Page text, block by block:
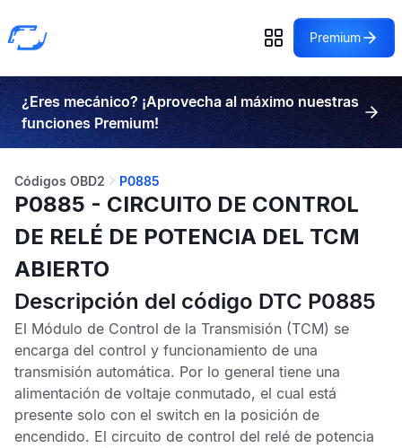
Premium
¿Eres mecánico? ¡Aprovecha al máximo nuestras
funciones Premium!
Códigos OBD2 P0885
P0885 - CIRCUITO DE CONTROL
DE RELÉ DE POTENCIA DEL TCM
ABIERTO
Descripción del código DTC P0885
El Módulo de Control de la Transmisión (TCM) se
encarga del control y funcionamiento de una
transmisión automática. Por lo general tiene una
alimentación de voltaje conmutado, el cual está
presente solo con el switch en la posición de
encendido. El circuito de control del relé de potencia